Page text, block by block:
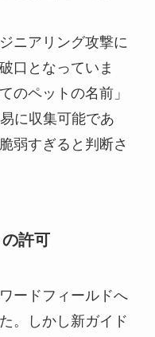
ニアリング攻撃に
口となっていま
のペットの名前」
に収集可能であ
弱すぎると判断さ
許可
ードフィールドへ
。しかし新ガイド